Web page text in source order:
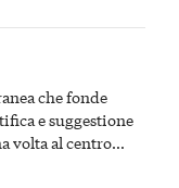
che fonde
e suggestione
volta al centro
astigiano